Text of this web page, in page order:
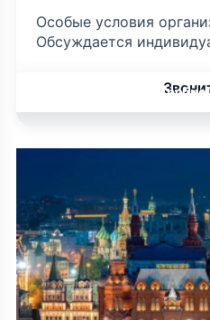
Особые условия
Обсуждается